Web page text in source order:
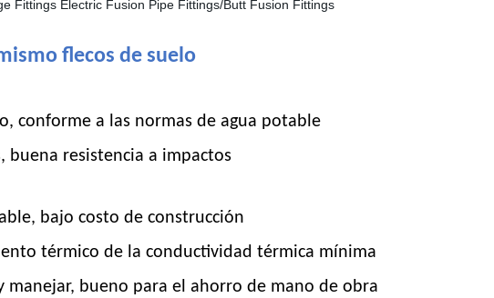
flecos de suelo
conforme a las normas de agua potable
buena resistencia a impactos
bajo costo de construcción
térmico de la conductividad térmica mínima
bueno para el ahorro de mano de obra